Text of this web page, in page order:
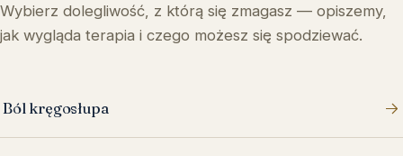
Wybierz dolegliwość, z którą się zmagasz — opiszemy,
jak wygląda terapia i czego możesz się spodziewać.
Ból kręgosłupa